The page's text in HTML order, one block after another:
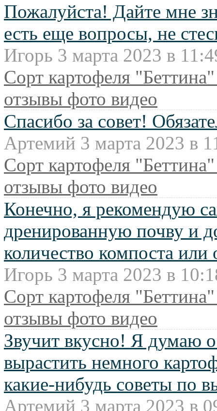
Пожалуйста! Дайте мне
есть еще вопросы, не
Игорь 3 марта 2023 в
Сорт картофеля
отзывы фото видео
Спасибо за совет!
Артемий 3 марта 2023 в
Сорт картофеля
отзывы фото видео
Конечно, я рекомендую
дренированную почву и
количество компоста
Игорь 3 марта 2023 в
Сорт картофеля
отзывы фото видео
Звучит вкусно! Я думаю
вырастить немного
какие-нибудь советы по
Артемий 3 марта 2023 в